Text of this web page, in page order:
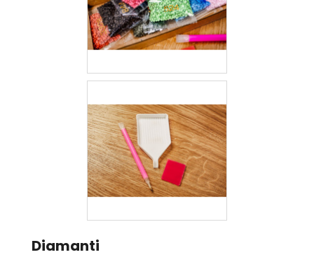
Diamanti